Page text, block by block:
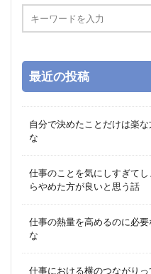
最近の投稿
自分で決めたことだけは楽
な
仕事のことを気にしすぎて
らやめた方が良いと思う話
仕事の熱量を高めるのに必
な
仕事における横のつながり